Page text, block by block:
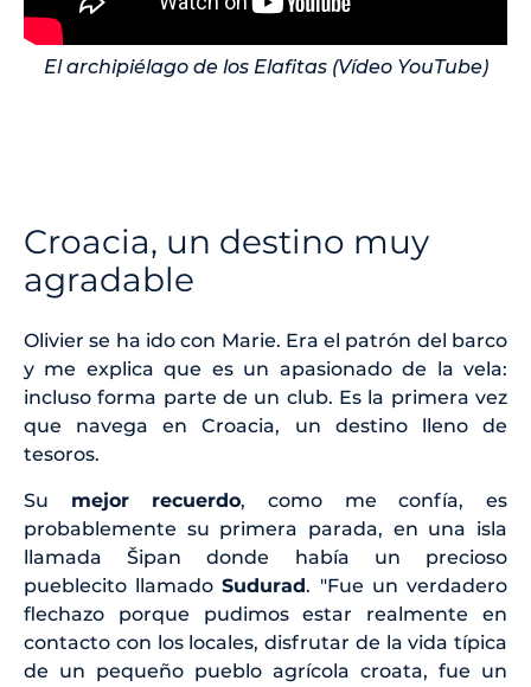
El archipiélago de los Elafitas (Vídeo YouTube)
Croacia, un destino muy
agradable
Olivier se ha ido con Marie. Era el patrón del barco
y me explica que es un apasionado de la vela:
incluso forma parte de un club. Es la primera vez
que navega en Croacia, un destino lleno de
tesoros.
Su mejor recuerdo, como me confía, es
probablemente su primera parada, en una isla
llamada Šipan donde había un precioso
pueblecito llamadoSudurad. "Fue un verdadero
flechazo porque pudimos estar realmente en
contacto con los locales, disfrutar de la vida típica
de un pequeño pueblo agrícola croata, fue un